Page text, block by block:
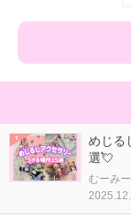
めじる
選💘
むーみー